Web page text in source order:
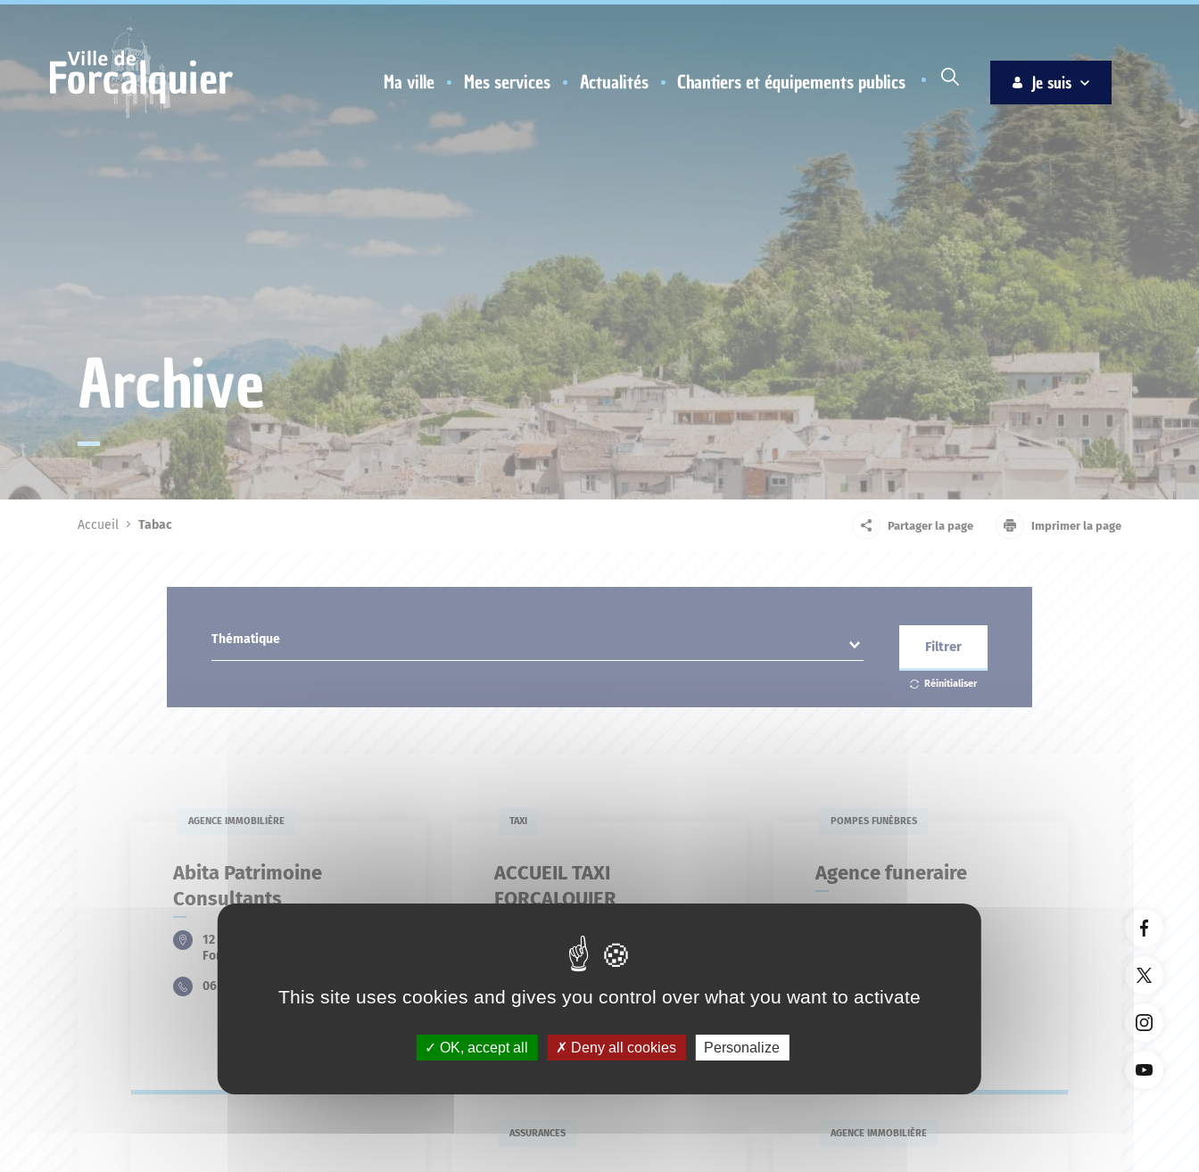
Ma ville Mes services Actualités Chantiers et équipements publics Je suis
Habitant
Associations
Jeune
Entreprise
Ainé
Nouvel
arrivant
Touriste
Archive
Accueil Tabac Partager la page Imprimer la page
Thématique Filtrer
Réinitialiser
AGENCE IMMOBILIÈRE
Abita Patrimoine
Consultants
12 Lotissement Lucrece 11
Fontauris
06 58 20 00 12
TAXI
ACCUEIL TAXI
FORCALQUIER
3 Impasse Lucrèce
06 20 67 58 62
accueiltaxiforcalquier04@gmail.c
En savoir plus
POMPES FUNÈBRES
Agence funeraire
olivier@orange.fr
ASSURANCES AGENCE IMMOBILIÈRE
Cookies management panel
This site uses cookies and gives you control over what you want to activate
OK, accept all Deny all cookies Personalize